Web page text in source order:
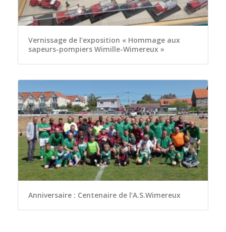
Vernissage de l’exposition « Hommage aux
sapeurs-pompiers Wimille-Wimereux »
Anniversaire : Centenaire de l’A.S.Wimereux